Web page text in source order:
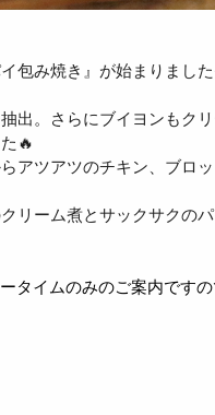
み焼き』が始まりました
出。さらにブイヨンもク
🔥
アツアツのチキン、ブロ
リーム煮とサックサクの
イムのみのご案内ですの